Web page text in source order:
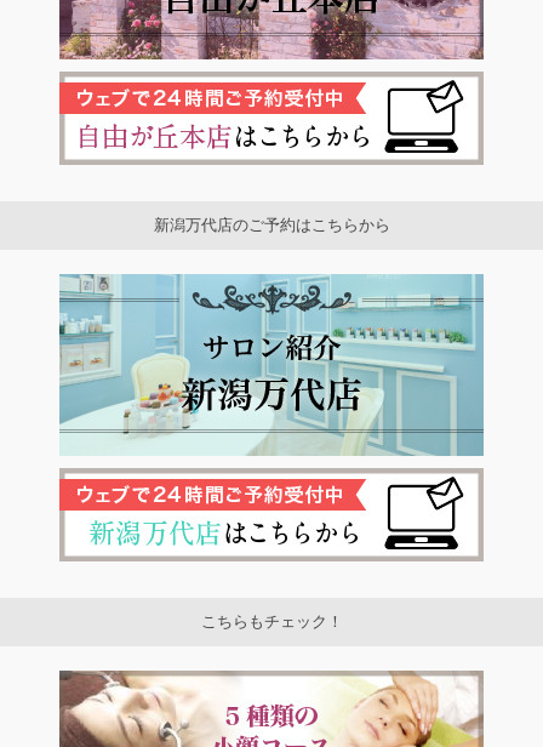
新潟万代店のご予約はこちらから
こちらもチェック！